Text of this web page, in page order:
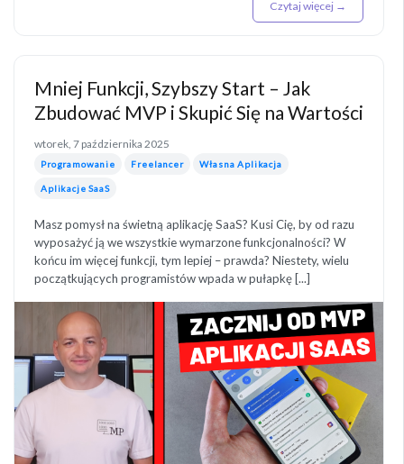
Czytaj więcej →
Mniej Funkcji, Szybszy Start – Jak
Zbudować MVP i Skupić Się na Wartości
wtorek, 7 października 2025
Programowanie Freelancer Własna Aplikacja
Aplikacje SaaS
Masz pomysł na świetną aplikację SaaS? Kusi Cię, by od razu
wyposażyć ją we wszystkie wymarzone funkcjonalności? W
końcu im więcej funkcji, tym lepiej – prawda? Niestety, wielu
początkujących programistów wpada w pułapkę [...]